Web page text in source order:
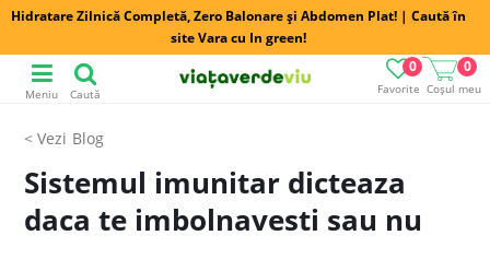
Hidratare Zilnică Completă, Zero Balonare și Abdomen Plat! | Caută în
site Vara cu In green!
Favorite
0
Coșul meu
0
Meniu Caută
Blog
Sistemul imunitar dicteaza
daca te imbolnavesti sau nu